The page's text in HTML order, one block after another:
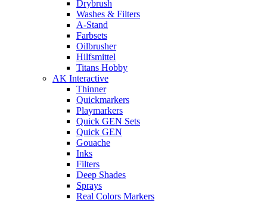
Drybrush
Washes & Filters
A-Stand
Farbsets
Oilbrusher
Hilfsmittel
Titans Hobby
AK Interactive
Thinner
Quickmarkers
Playmarkers
Quick GEN Sets
Quick GEN
Gouache
Inks
Filters
Deep Shades
Sprays
Real Colors Markers